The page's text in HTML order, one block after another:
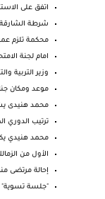
اتفق على
شرطة
محكمة تلزم
امام لجنة
وزير التربية
موعد ومكان
محمد هنيدى
ترتيب الدوري المصري
محمد هنيدي
الأول من
إحالة مرتضى
"جلسة تسوية"